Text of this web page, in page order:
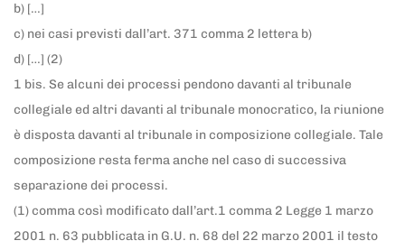
b) […]
c) nei casi previsti dall’art. 371 comma 2 lettera b)
d) […] (2)
1 bis. Se alcuni dei processi pendono davanti al tribunale
collegiale ed altri davanti al tribunale monocratico, la riunione
è disposta davanti al tribunale in composizione collegiale. Tale
composizione resta ferma anche nel caso di successiva
separazione dei processi.
(1) comma così modificato dall’art.1 comma 2 Legge 1 marzo
2001 n. 63 pubblicata in G.U. n. 68 del 22 marzo 2001 il testo